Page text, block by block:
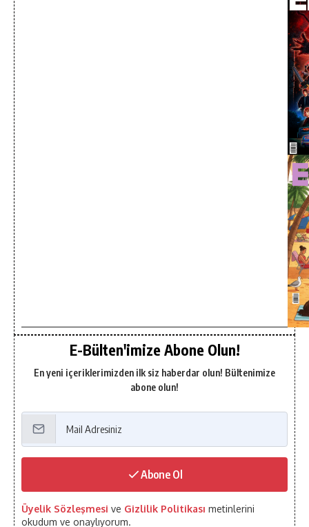
E-Bülten'imize Abone Olun!
En yeni içeriklerimizden ilk siz haberdar olun! Bültenimize
abone olun!
Abone Ol
Üyelik Sözleşmesi ve Gizlilik Politikası metinlerini
okudum ve onaylıyorum.